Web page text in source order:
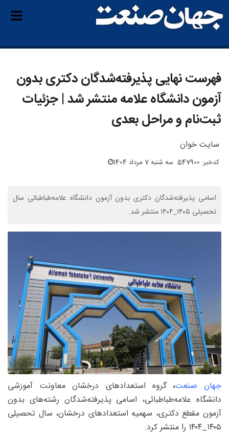
فهرست نهایی پذیرفته‌شدگان دکتری بدون
آزمون دانشگاه علامه منتشر شد | جزئیات
ثبت‌نام و مراحل بعدی
سایت خوان
کدخبر: 547900 سه شنبه 7 مرداد 1404
اسامی پذیرفته‌شدگان دکتری بدون آزمون دانشگاه علامه‌طباطبائی سال
تحصیلی ۱۴۰۵_۱۴۰۴ منتشر شد.
جهان صنعت،گروه استعدادهای درخشان معاونت آموزشی
دانشگاه علامه‌طباطبائی، اسامی پذیرفته‌شدگان رشته‌های بدون
آزمون مقطع دکتری، سهمیه استعدادهای درخشان، سال تحصیلی
۱۴۰۵_۱۴۰۴ را منتشر کرد.